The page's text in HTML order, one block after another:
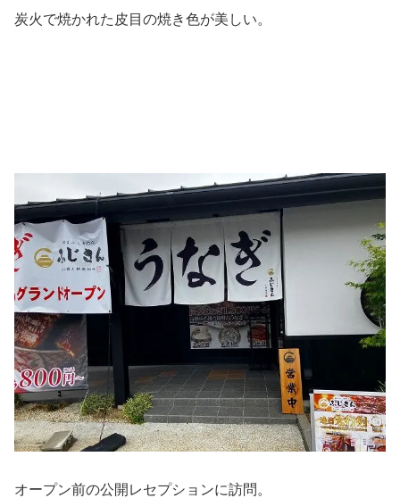
炭火で焼かれた皮目の焼き色が美しい。
オープン前の公開レセプションに訪問。